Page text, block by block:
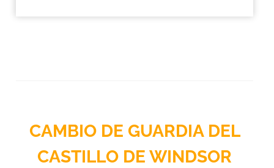
CAMBIO DE GUARDIA DEL
CASTILLO DE WINDSOR